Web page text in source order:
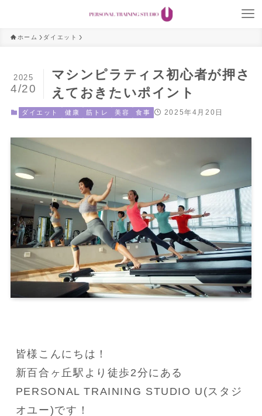
ホーム ダイエット
マシンピラティス初心者が押さ
えておきたいポイント
2025
4/20
ダイエット 健康 筋トレ 美容 食事 2025年4月20日
皆様こんにちは！
新百合ヶ丘駅より徒歩2分にある
PERSONAL TRAINING STUDIO U(スタジ
オユー)です！